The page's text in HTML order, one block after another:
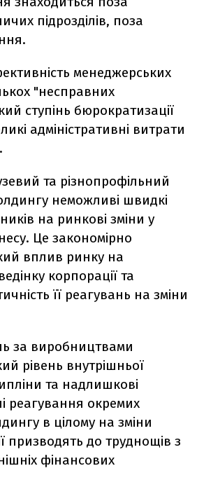
підрозділів, поза
менеджерських
"несправних
ступінь бюрократизації
адміністративні витрати
та різнопрофільний
неможливі швидкі
на ринкові зміни у
Це закономірно
вплив ринку на
корпорації та
її реагувань на зміни
за виробництвами
рівень внутрішньої
та надлишкові
реагування окремих
в цілому на зміни
призводять до труднощів з
фінансових